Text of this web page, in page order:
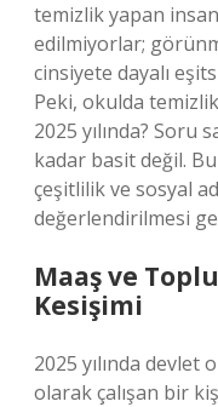
temizlik yapan
edilmiyorlar;
cinsiyete dayalı
Peki, okulda
2025 yılında? Soru
kadar basit değil.
çeşitlilik ve sosyal
değerlendirilmesi
Maaş ve
Kesişimi
2025 yılında
olarak çalışan bir